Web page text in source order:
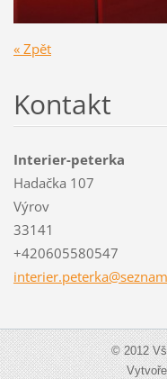
« Zpět
Kontakt
Interier-peterka
Hadačka 107
Výrov
33141
+420605580547
interier.peterka
© 2012